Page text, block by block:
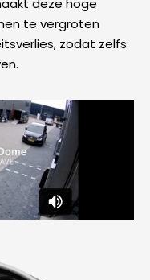
deze hoge
te vergroten
zodat zelfs